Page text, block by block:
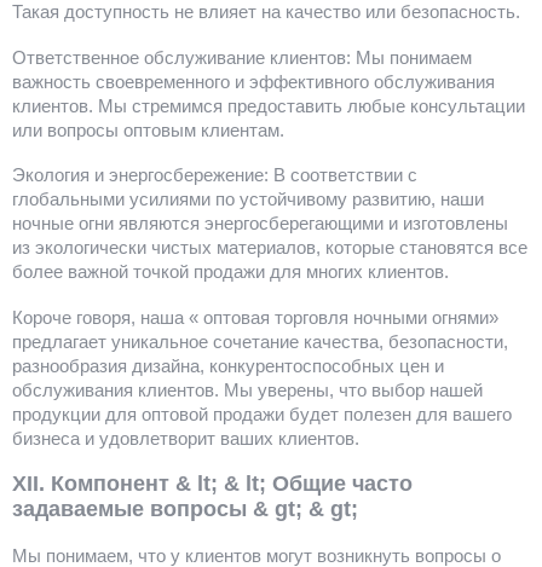
Такая доступность не влияет на качество или безопасность.
Ответственное обслуживание клиентов: Мы понимаем
важность своевременного и эффективного обслуживания
клиентов. Мы стремимся предоставить любые консультации
или вопросы оптовым клиентам.
Экология и энергосбережение: В соответствии с
глобальными усилиями по устойчивому развитию, наши
ночные огни являются энергосберегающими и изготовлены
из экологически чистых материалов, которые становятся все
более важной точкой продажи для многих клиентов.
Короче говоря, наша « оптовая торговля ночными огнями»
предлагает уникальное сочетание качества, безопасности,
разнообразия дизайна, конкурентоспособных цен и
обслуживания клиентов. Мы уверены, что выбор нашей
продукции для оптовой продажи будет полезен для вашего
бизнеса и удовлетворит ваших клиентов.
XII. Компонент & lt; & lt; Общие часто
задаваемые вопросы & gt; & gt;
Мы понимаем, что у клиентов могут возникнуть вопросы о